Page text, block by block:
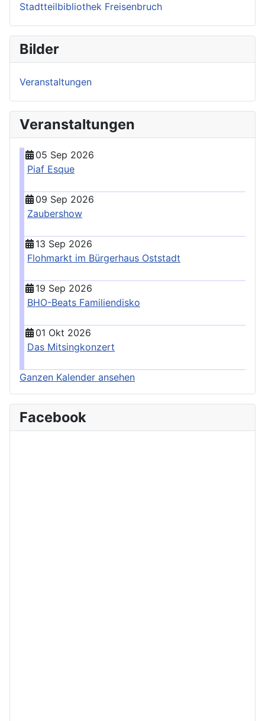
Stadtteilbibliothek Freisenbruch
Bilder
Veranstaltungen
Veranstaltungen
05 Sep 2026
Piaf Esque
09 Sep 2026
Zaubershow
13 Sep 2026
Flohmarkt im Bürgerhaus Oststadt
19 Sep 2026
BHO-Beats Familiendisko
01 Okt 2026
Das Mitsingkonzert
Ganzen Kalender ansehen
Facebook